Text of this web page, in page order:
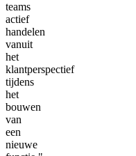
teams
actief
handelen
vanuit
het
klantperspectief
tijdens
het
bouwen
van
een
nieuwe